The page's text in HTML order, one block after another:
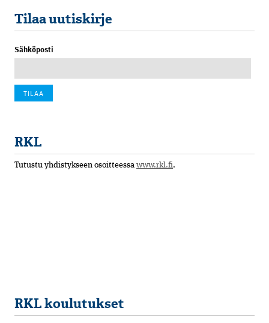
Tilaa uutiskirje
Sähköposti
RKL
Tutustu yhdistykseen osoitteessa www.rkl.fi.
RKL koulutukset